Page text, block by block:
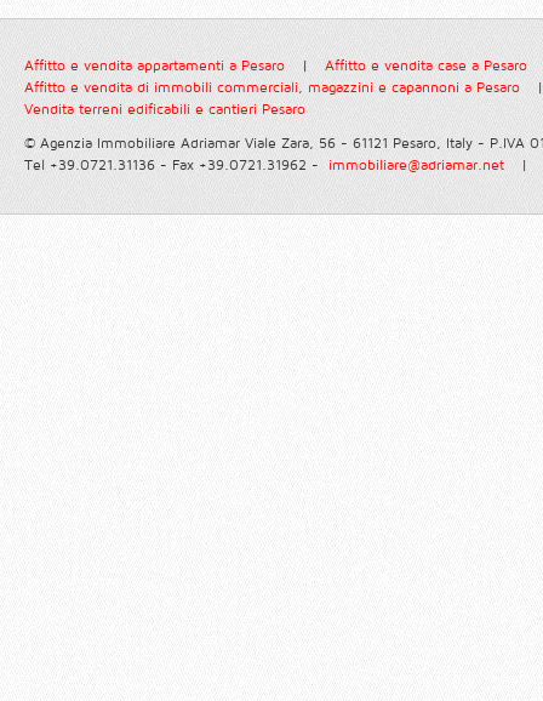
Affitto e vendita appartamenti a Pesaro |
Affitto e vendita case a Pesaro
Affitto e vendita di immobili commerciali, magazzini e capannoni a Pesaro
|
Vendita terreni edificabili e cantieri Pesaro
© Agenzia Immobiliare Adriamar Viale Zara, 56 - 61121 Pesaro, Italy - P.IVA
Tel +39.0721.31136 - Fax +39.0721.31962 - immobiliare@adriamar.net |